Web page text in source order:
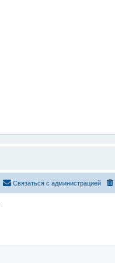
Связаться с администрацией